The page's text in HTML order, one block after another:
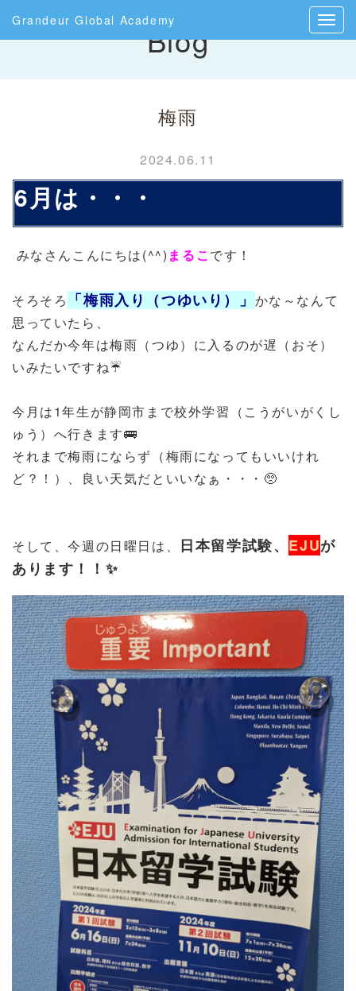
Grandeur Global AcademyBlog
梅雨
2024.06.11
6月は・・・
みなさんこんにちは(^^) まるこです！
そろそろ 「梅雨入り（つゆいり）」 かな～なんて
思っていたら、
なんだか今年は梅雨（つゆ）に入るのが遅（おそ）
いみたいですね☔
今月は1年生が静岡市まで校外学習（こうがいがくし
ゅう）へ行きます🚌
それまで梅雨にならず（梅雨になってもいいけれ
ど？！）、良い天気だといいなぁ・・・🥺
そして、今週の日曜日は、 日本留学試験、 EJUが
あります！！✨